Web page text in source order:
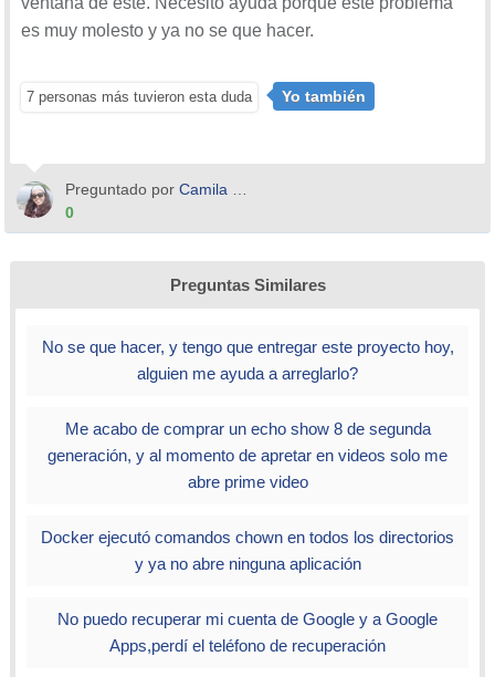
es muy molesto y ya no se que hacer.
7 personas más tuvieron esta duda Yo también
Preguntado por Camila Pillajo
0
Preguntas Similares
No se que hacer, y tengo que entregar este proyecto hoy,
alguien me ayuda a arreglarlo?
Me acabo de comprar un echo show 8 de segunda
generación, y al momento de apretar en videos solo me
abre prime video
Docker ejecutó comandos chown en todos los directorios
y ya no abre ninguna aplicación
No puedo recuperar mi cuenta de Google y a Google
Apps,perdí el teléfono de recuperación